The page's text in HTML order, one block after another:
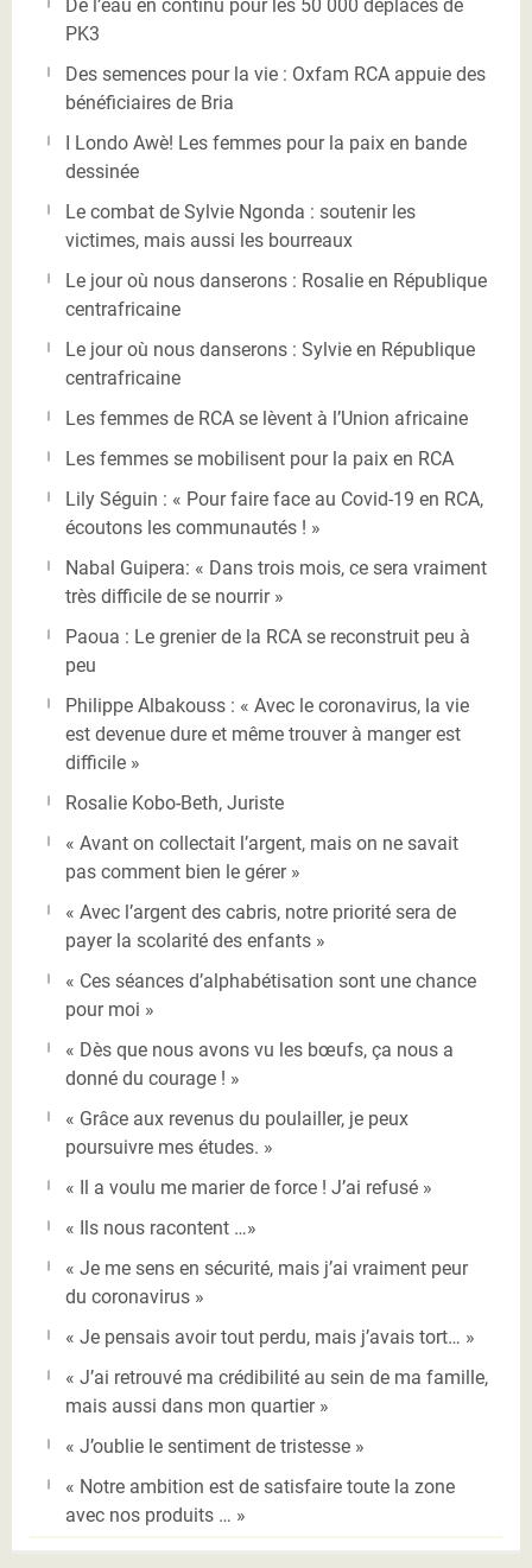
De l’eau en continu pour les 50 000 déplacés de
PK3
Des semences pour la vie : Oxfam RCA appuie des
bénéficiaires de Bria
I Londo Awè! Les femmes pour la paix en bande
dessinée
Le combat de Sylvie Ngonda : soutenir les
victimes, mais aussi les bourreaux
Le jour où nous danserons : Rosalie en République
centrafricaine
Le jour où nous danserons : Sylvie en République
centrafricaine
Les femmes de RCA se lèvent à l’Union africaine
Les femmes se mobilisent pour la paix en RCA
Lily Séguin : « Pour faire face au Covid-19 en RCA,
écoutons les communautés ! »
Nabal Guipera: « Dans trois mois, ce sera vraiment
très difficile de se nourrir »
Paoua : Le grenier de la RCA se reconstruit peu à
peu
Philippe Albakouss : « Avec le coronavirus, la vie
est devenue dure et même trouver à manger est
difficile »
Rosalie Kobo-Beth, Juriste
« Avant on collectait l’argent, mais on ne savait
pas comment bien le gérer »
« Avec l’argent des cabris, notre priorité sera de
payer la scolarité des enfants »
« Ces séances d’alphabétisation sont une chance
pour moi »
« Dès que nous avons vu les bœufs, ça nous a
donné du courage ! »
« Grâce aux revenus du poulailler, je peux
poursuivre mes études. »
« Il a voulu me marier de force ! J’ai refusé »
« Ils nous racontent …»
« Je me sens en sécurité, mais j’ai vraiment peur
du coronavirus »
« Je pensais avoir tout perdu, mais j’avais tort… »
« J’ai retrouvé ma crédibilité au sein de ma famille,
mais aussi dans mon quartier »
« J’oublie le sentiment de tristesse »
« Notre ambition est de satisfaire toute la zone
avec nos produits … »